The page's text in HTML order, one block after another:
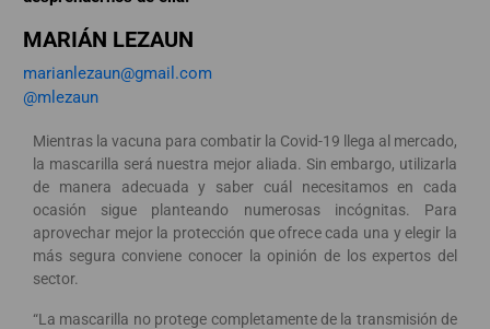
MARIÁN LEZAUN
marianlezaun@gmail.com
@mlezaun
Mientras la vacuna para combatir la Covid-19 llega al mercado,
la mascarilla será nuestra mejor aliada. Sin embargo, utilizarla
de manera adecuada y saber cuál necesitamos en cada
ocasión sigue planteando numerosas incógnitas. Para
aprovechar mejor la protección que ofrece cada una y elegir la
más segura conviene conocer la opinión de los expertos del
sector.
“La mascarilla no protege completamente de la transmisión de